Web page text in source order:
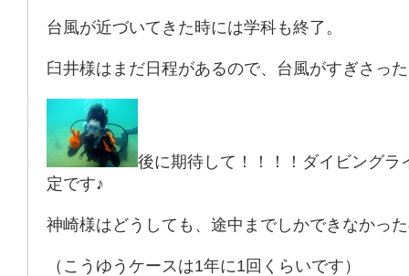
台風が近づいてきた時には学科も終了。
臼井様はまだ日程があるので、台風がすぎさった
後に期待して！！！！ダイビングラ
定です♪
神崎様はどうしても、途中までしかできなかっ
（こうゆうケースは1年に1回くらいです）